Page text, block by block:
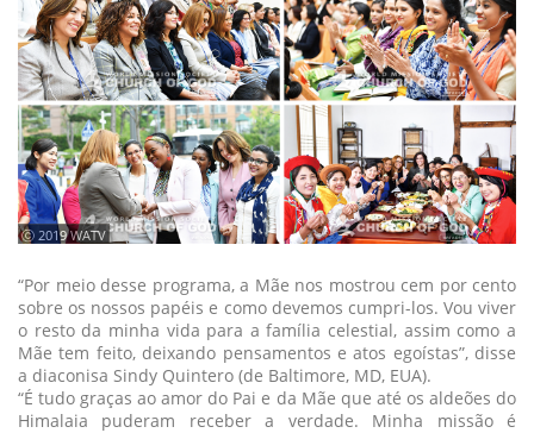
ⓒ 2019 WATV
“Por meio desse programa, a Mãe nos mostrou cem por cento
sobre os nossos papéis e como devemos cumpri-los. Vou viver
o resto da minha vida para a família celestial, assim como a
Mãe tem feito, deixando pensamentos e atos egoístas”, disse
a diaconisa Sindy Quintero (de Baltimore, MD, EUA).
“É tudo graças ao amor do Pai e da Mãe que até os aldeões do
Himalaia puderam receber a verdade. Minha missão é